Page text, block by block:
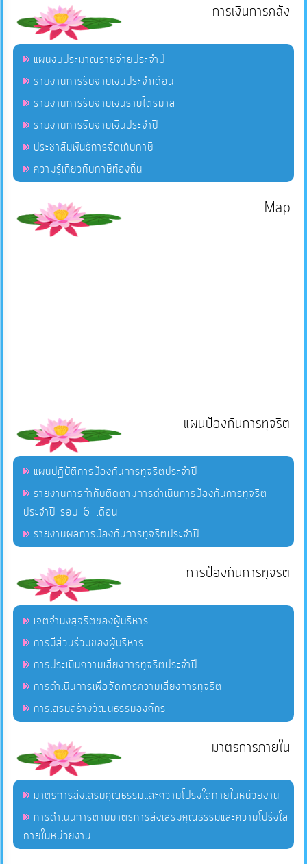
การเงินการคลัง
แผนงบประมาณรายจ่ายประจำปี
รายงานการรับจ่ายเงินประจำเดือน
รายงานการรับจ่ายเงินรายไตรมาส
รายงานการรับจ่ายเงินประจำปี
ประชาสัมพันธ์การจัดเก็บภาษี
ความรู้เกี่ยวกับภาษีท้องถิ่น
Map
แผนป้องกันการทุจริต
แผนปฏิบัติการป้องกันการทุจริตประจำปี
รายงานการกำกับติดตามการดำเนินการป้องกันการทุจริต
ประจำปี รอบ 6 เดือน
รายงานผลการป้องกันการทุจริตประจำปี
การป้องกันการทุจริต
เจตจำนงสุจริตของผู้บริหาร
การมีส่วนร่วมของผู้บริหาร
การประเมินความเสี่ยงการทุจริตประจำปี
การดำเนินการเพื่อจัดการความเสี่ยงการทุจริต
การเสริมสร้างวัฒนธรรมองค์กร
มาตรการภายใน
มาตรการส่งเสริมคุณธรรมและความโปร่งใสภายในหน่วยงาน
การดำเนินการตามมาตรการส่งเสริมคุณธรรมและความโปร่งใส
ภายในหน่วยงาน